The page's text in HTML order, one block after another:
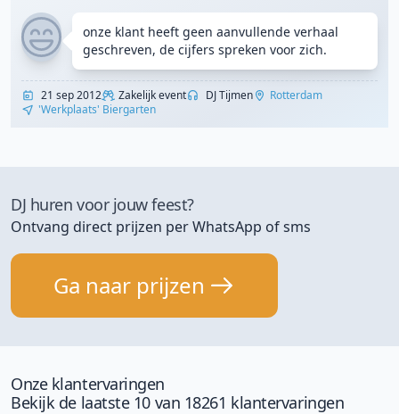
onze klant heeft geen aanvullende verhaal
geschreven, de cijfers spreken voor zich.
21 sep 2012 Zakelijk event DJ Tijmen
Rotterdam
'Werkplaats' Biergarten
DJ huren voor jouw feest?
Ontvang direct prijzen per WhatsApp of sms
Ga naar prijzen
Onze klantervaringen
Bekijk de laatste 10 van 18261 klantervaringen